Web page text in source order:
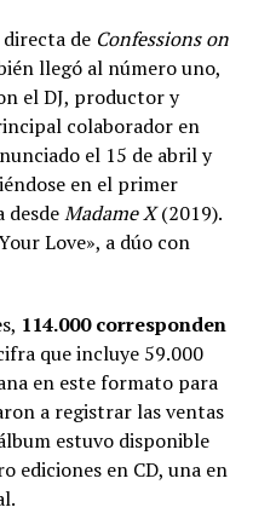
de Confessions on
llegó al número uno,
el DJ, productor y
colaborador en
el 15 de abril y
en el primer
desdeMadame X(2019).
Love», a dúo con
114.000 corresponden
que incluye 59.000
en este formato para
a registrar las ventas
estuvo disponible
ediciones en CD, una en